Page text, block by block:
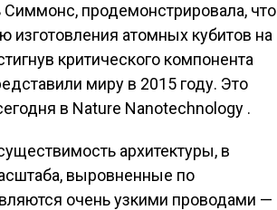
продемонстрировала, что
изготовления атомных кубитов на
критического компонента
миру в 2015 году. Это
в Nature Nanotechnology .
архитектуры, в
выровненные по
очень узкими проводами —